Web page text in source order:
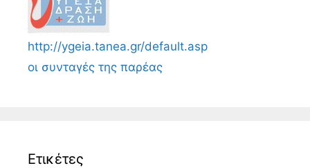
http://ygeia.tanea.gr/default.asp
οι συνταγές της παρέας
Ετικέτες